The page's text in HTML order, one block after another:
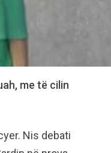
me të cilin
Nis debati